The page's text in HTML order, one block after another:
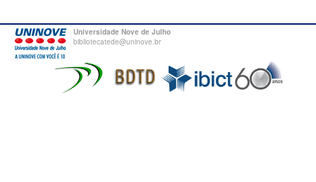
Universidade Nove de Julho
bibliotecatede@uninove.br